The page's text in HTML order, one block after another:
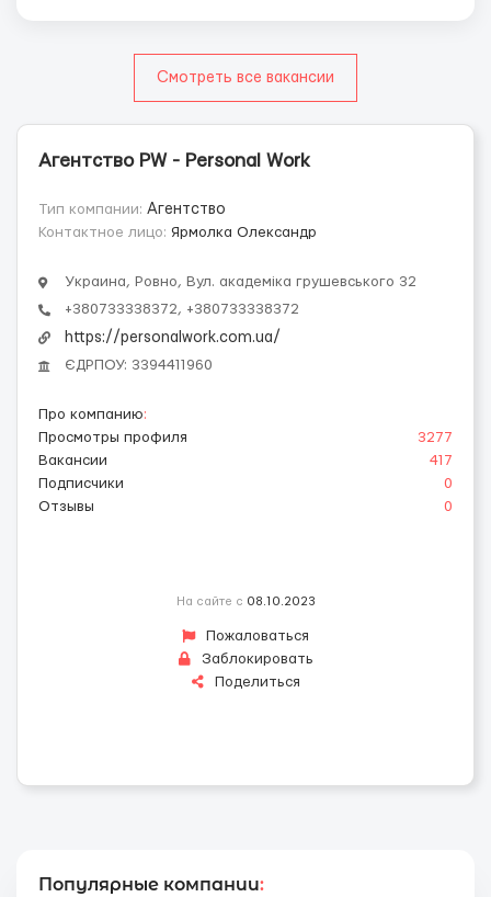
Смотреть все вакансии
Агентство PW - Personal Work
Тип компании: Агентство
Контактное лицо: Ярмолка Олександр
Украина, Ровно, Вул. академіка грушевського 32
+380733338372, +380733338372
https://personalwork.com.ua/
ЄДРПОУ: 3394411960
Про компанию:
Просмотры профиля
3277
Вакансии
417
Подписчики
0
Отзывы
0
На сайте с 08.10.2023
Пожаловаться
Заблокировать
Поделиться
Популярные компании: